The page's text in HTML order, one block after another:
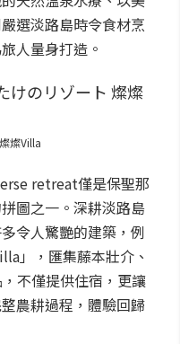
選淡路島時令食材烹
人量身打造。
燦Villa
retreat僅是保聖那
圖之一。深耕淡路島
令人驚艷的建築，例
」，匯集藤本壯介、
不僅提供住宿，更讓
農耕過程，體驗回歸